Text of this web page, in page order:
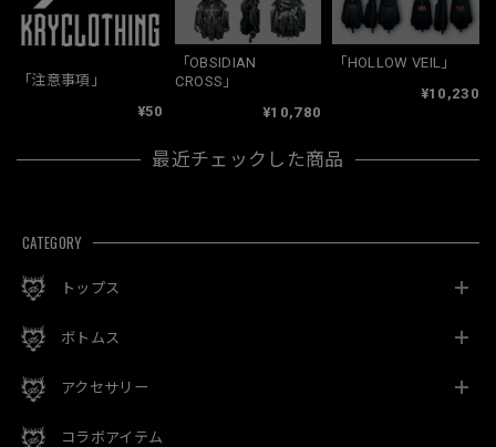
「注意事項」
¥50
「OBSIDIAN
CROSS」
¥10,780
「HOLLOW VEIL」
¥10,230
最近チェックした商品
CATEGORY
トップス
ボトムス
アクセサリー
コラボアイテム